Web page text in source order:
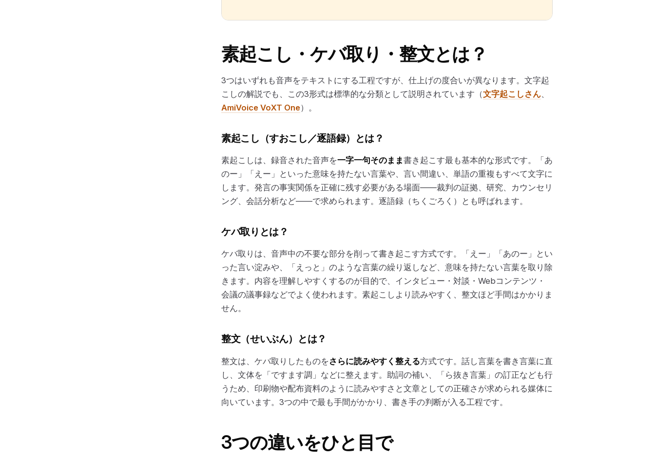
素起こし・ケバ取り・整文とは？
3つはいずれも音声をテキストにする工程ですが、仕上げの度合いが異なります。文字起
こしの解説でも、この3形式は標準的な分類として説明されています（文字起こしさん、
AmiVoice VoXT One）。
素起こし（すおこし／逐語録）とは？
素起こしは、録音された音声を一字一句そのまま書き起こす最も基本的な形式です。「あ
のー」「えー」といった意味を持たない言葉や、言い間違い、単語の重複もすべて文字に
します。発言の事実関係を正確に残す必要がある場面――裁判の証拠、研究、カウンセリ
ング、会話分析など――で求められます。逐語録（ちくごろく）とも呼ばれます。
ケバ取りとは？
ケバ取りは、音声中の不要な部分を削って書き起こす方式です。「えー」「あのー」とい
った言い淀みや、「えっと」のような言葉の繰り返しなど、意味を持たない言葉を取り除
きます。内容を理解しやすくするのが目的で、インタビュー・対談・Webコンテンツ・
会議の議事録などでよく使われます。素起こしより読みやすく、整文ほど手間はかかりま
せん。
整文（せいぶん）とは？
整文は、ケバ取りしたものをさらに読みやすく整える方式です。話し言葉を書き言葉に直
し、文体を「ですます調」などに整えます。助詞の補い、「ら抜き言葉」の訂正なども行
うため、印刷物や配布資料のように読みやすさと文章としての正確さが求められる媒体に
向いています。3つの中で最も手間がかかり、書き手の判断が入る工程です。
3つの違いをひと目で